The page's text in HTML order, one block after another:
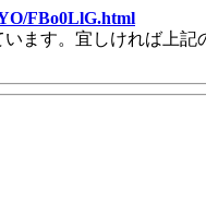
FBo0LlG.html
ます。宜しければ上